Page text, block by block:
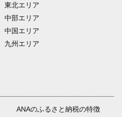
東北エリア
中部エリア
中国エリア
九州エリア
ANAのふるさと納税の特徴